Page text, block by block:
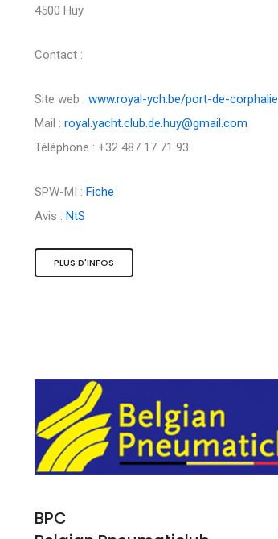
4500 Huy
Contact :
Site web : www.royal-ych.be/port-de-corphalie
Mail : royal.yacht.club.de.huy@gmail.com
Téléphone : +32 487 17 71 93
SPW-MI : Fiche
Avis : NtS
PLUS D'INFOS
BPC